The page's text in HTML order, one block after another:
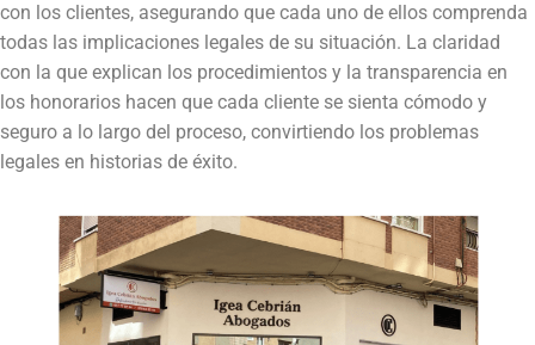
con los clientes, asegurando que cada uno de ellos comprenda
todas las implicaciones legales de su situación. La claridad
con la que explican los procedimientos y la transparencia en
los honorarios hacen que cada cliente se sienta cómodo y
seguro a lo largo del proceso, convirtiendo los problemas
legales en historias de éxito.